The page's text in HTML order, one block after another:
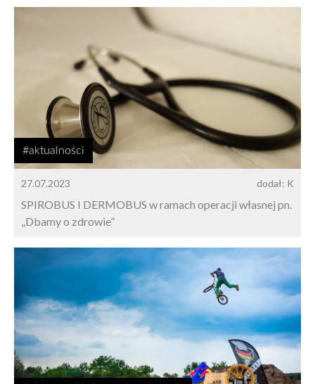
#aktualności
27.07.2023 dodał: K
SPIROBUS I DERMOBUS w ramach operacji własnej pn.
„Dbamy o zdrowie”